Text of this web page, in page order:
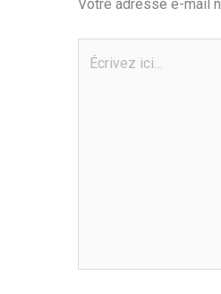
Votre adresse e-mail